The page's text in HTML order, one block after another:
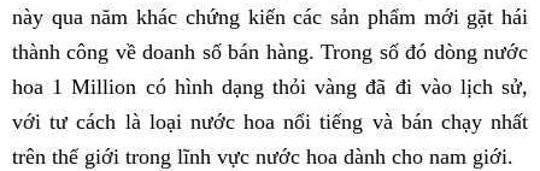
này qua năm khác chứng kiến ​​các sản phẩm mới gặt hái
thành công về doanh số bán hàng. Trong số đó dòng nước
hoa 1 Million có hình dạng thỏi vàng đã đi vào lịch sử,
với tư cách là loại nước hoa nổi tiếng và bán chạy nhất
trên thế giới trong lĩnh vực nước hoa dành cho nam giới.